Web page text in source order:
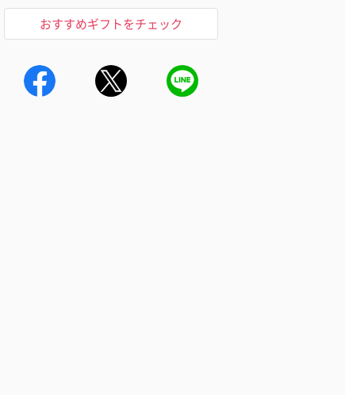
おすすめギフトをチェック